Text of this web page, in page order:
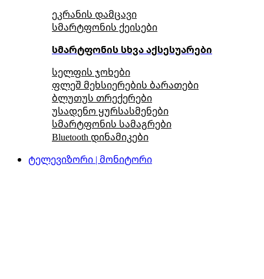
ეკრანის დამცავი
სმარტფონის ქეისები
სმარტფონის სხვა აქსესუარები
სელფის ჯოხები
ფლეშ მეხსიერების ბარათები
ბლუთუს თრექერები
უსადენო ყურსასმენები
სმარტფონის სამაგრები
Bluetooth დინამიკები
ტელევიზორი | მონიტორი